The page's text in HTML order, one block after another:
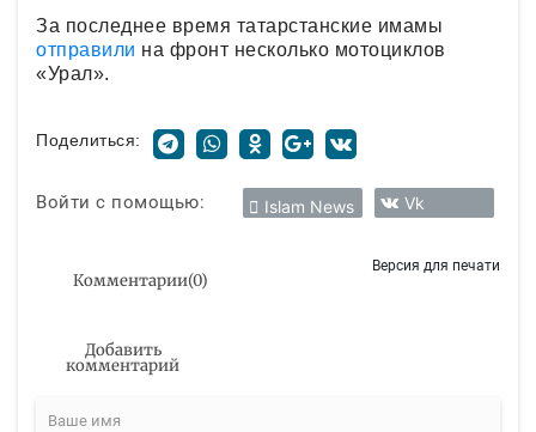
За последнее время татарстанские имамы
отправили на фронт несколько мотоциклов
«Урал».
Поделиться:
Войти с помощью: Islam News Vk
Комментарии(0)
Версия для печати
Добавить
комментарий